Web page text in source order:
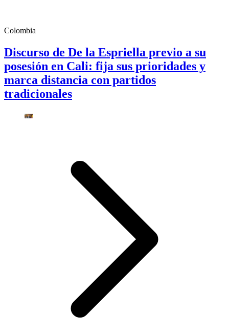
Colombia
Discurso de De la Espriella previo a su
posesión en Cali: fija sus prioridades y
marca distancia con partidos
tradicionales